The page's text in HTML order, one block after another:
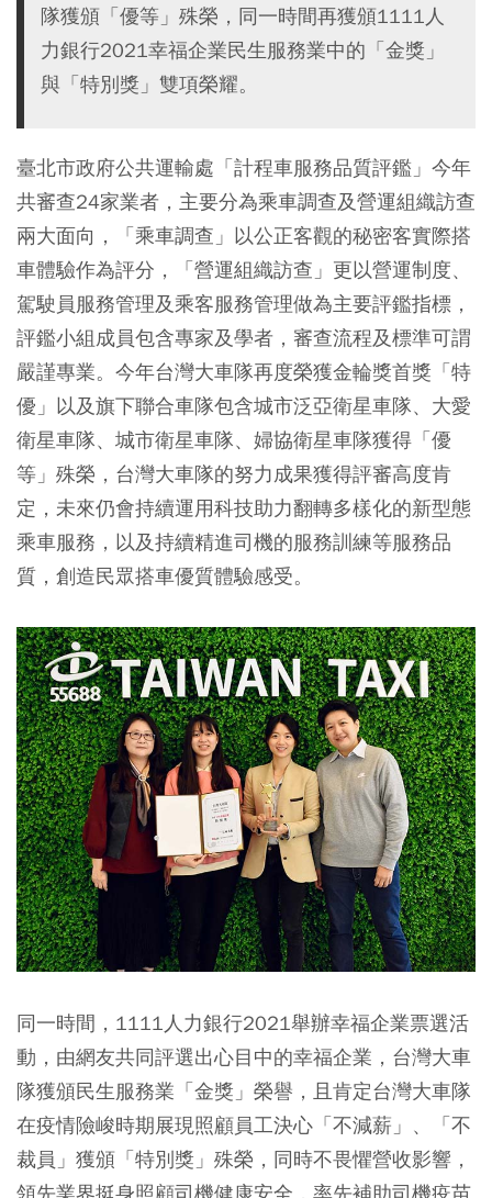
隊獲頒「優等」殊榮，同一時間再獲頒1111人
力銀行2021幸福企業民生服務業中的「金獎」
與「特別獎」雙項榮耀。
臺北市政府公共運輸處「計程車服務品質評鑑」今年
共審查24家業者，主要分為乘車調查及營運組織訪查
兩大面向，「乘車調查」以公正客觀的秘密客實際搭
車體驗作為評分，「營運組織訪查」更以營運制度、
駕駛員服務管理及乘客服務管理做為主要評鑑指標，
評鑑小組成員包含專家及學者，審查流程及標準可謂
嚴謹專業。今年台灣大車隊再度榮獲金輪獎首獎「特
優」以及旗下聯合車隊包含城市泛亞衛星車隊、大愛
衛星車隊、城市衛星車隊、婦協衛星車隊獲得「優
等」殊榮，台灣大車隊的努力成果獲得評審高度肯
定，未來仍會持續運用科技助力翻轉多樣化的新型態
乘車服務，以及持續精進司機的服務訓練等服務品
質，創造民眾搭車優質體驗感受。
同一時間，1111人力銀行2021舉辦幸福企業票選活
動，由網友共同評選出心目中的幸福企業，台灣大車
隊獲頒民生服務業「金獎」榮譽，且肯定台灣大車隊
在疫情險峻時期展現照顧員工決心「不減薪」、「不
裁員」獲頒「特別獎」殊榮，同時不畏懼營收影響，
領先業界挺身照顧司機健康安全，率先補助司機疫苗